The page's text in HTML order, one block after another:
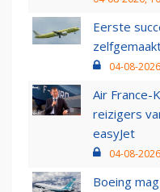
Eerste
04-08-
Air France-
reizigers
easyJet
04-08-
Boeing